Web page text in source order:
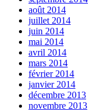
août 2014
juillet 2014
juin 2014
mai 2014
avril 2014
mars 2014
février 2014
janvier 2014
décembre 2013
novembre 2013